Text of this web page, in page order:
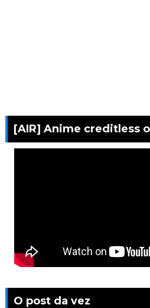
[AIR] Anime creditless
O post da vez